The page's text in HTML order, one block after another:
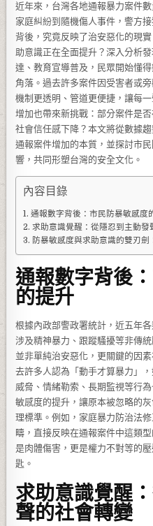
近年來，台灣各地通報暴力案件
家庭糾紛到隨機傷人事件，警方
背後，究竟反映了治安惡化的現
助意識正在全面提升？深入分析
達、教育宣導普及，民眾開始懂
角落。過去許多案件因受害者或
機制更透明、管道更便捷，讓每
增加也帶來新挑戰：部分案件是
社會信任感下降？本文將從數據
通報案件增加的本質，並探討市
響，共同形塑台灣的安全文化。
內容目錄
通報數字背後：市民防暴敏感度
求助意識覺醒：從隱忍到主動發
防暴敏感度與求助意識的雙刃劍
通報數字背後
的提升
根據內政部警政署統計，近五年
涉及精神暴力、跟蹤騷擾等非傳
並非單純治安惡化，更關鍵的因
去許多人認為「動手才算暴力」
威脅、情緒勒索、長期監視等行
敏感度的提升，讓原本被忽略的
理標準。例如，家庭暴力防治法
疇，直接反映在通報案件中這類
是肉體傷害，更是權力不對等的
匙。
求助意識覺醒
聲的社會轉變